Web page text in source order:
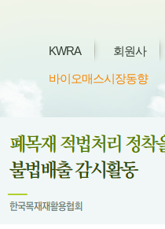
KWRA 회원사
바이오매스시장동향